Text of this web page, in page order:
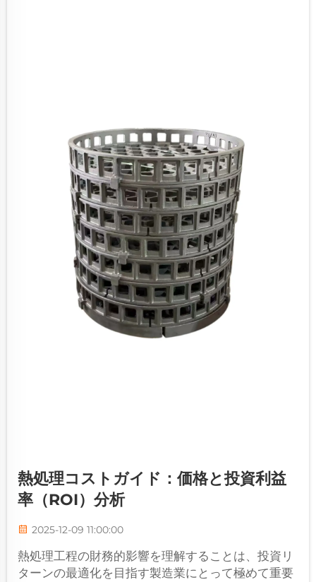
熱処理コストガイド：価格と投資利益
率（ROI）分析
2025-12-09 11:00:00
熱処理工程の財務的影響を理解することは、投資リ
ターンの最適化を目指す製造業にとって極めて重要